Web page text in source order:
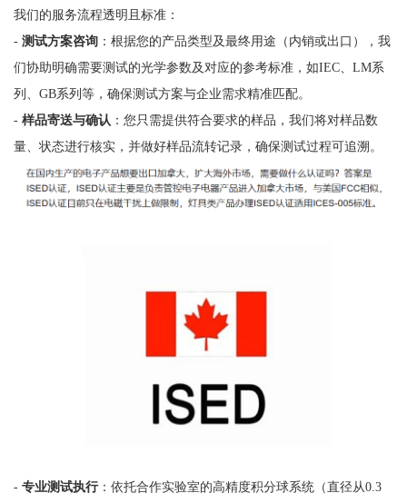
我们的服务流程透明且标准：
- 测试方案咨询：根据您的产品类型及最终用途（内销或出口），我
们协助明确需要测试的光学参数及对应的参考标准，如IEC、LM系
列、GB系列等，确保测试方案与企业需求精准匹配。
- 样品寄送与确认 ：您只需提供符合要求的样品，我们将对样品数
量、状态进行核实，并做好样品流转记录，确保测试过程可追溯。
- 专业测试执行：依托合作实验室的高精度积分球系统（直径从0.3